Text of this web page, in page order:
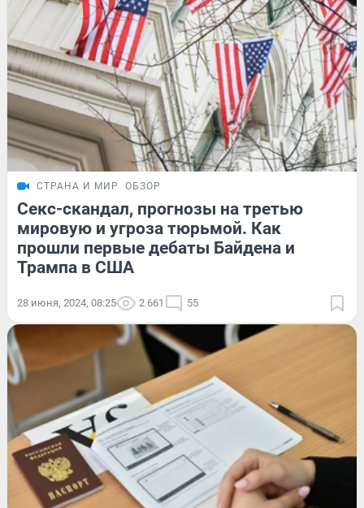
СТРАНА И МИР ОБЗОР
Секс-скандал, прогнозы на третью
мировую и угроза тюрьмой. Как
прошли первые дебаты Байдена и
Трампа в США
28 июня, 2024, 08:25 2 661 55